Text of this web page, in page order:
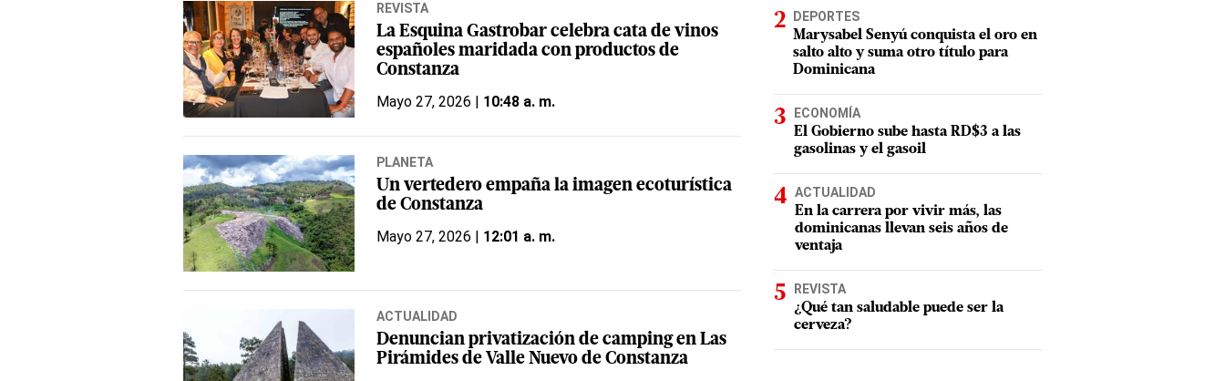
REVISTA
La Esquina Gastrobar celebra cata de vinos
españoles maridada con productos de
Constanza
Mayo 27, 2026 | 10:48 a. m.
PLANETA
Un vertedero empaña la imagen ecoturística
de Constanza
Mayo 27, 2026 | 12:01 a. m.
ACTUALIDAD
Denuncian privatización de camping en Las
Pirámides de Valle Nuevo de Constanza
DEPORTES
Marysabel Senyú conquista el oro en
salto alto y suma otro título para
Dominicana
ECONOMÍA
El Gobierno sube hasta RD$3 a las
gasolinas y el gasoil
ACTUALIDAD
En la carrera por vivir más, las
dominicanas llevan seis años de
ventaja
REVISTA
¿Qué tan saludable puede ser la
cerveza?